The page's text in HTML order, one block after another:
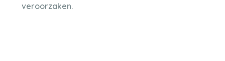
veroorzaken.